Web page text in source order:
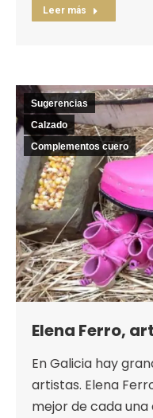
Leer más
Sugerencias
Calzado
Complementos cuero
Elena Ferro,
En Galicia hay
artistas. Elena
mejor de cada una